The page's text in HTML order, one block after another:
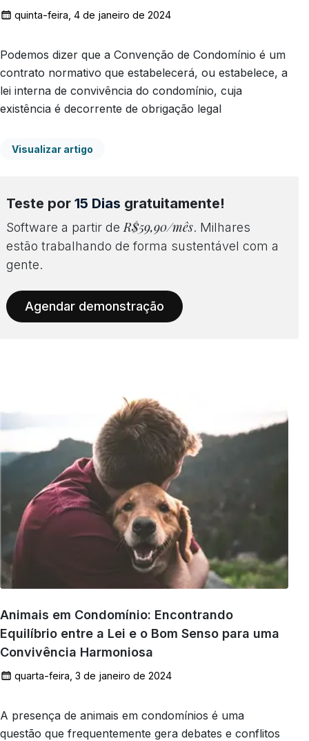
quinta-feira, 4 de janeiro de 2024
Podemos dizer que a Convenção de Condomínio é um
contrato normativo que estabelecerá, ou estabelece, a
lei interna de convivência do condomínio, cuja
existência é decorrente de obrigação legal
Visualizar artigo
Teste por 15 Dias gratuitamente!
Software a partir de R$59,90/mês. Milhares
estão trabalhando de forma sustentável com a
gente.
Agendar demonstração
Animais em Condomínio: Encontrando
Equilíbrio entre a Lei e o Bom Senso para uma
Convivência Harmoniosa
quarta-feira, 3 de janeiro de 2024
A presença de animais em condomínios é uma
questão que frequentemente gera debates e conflitos